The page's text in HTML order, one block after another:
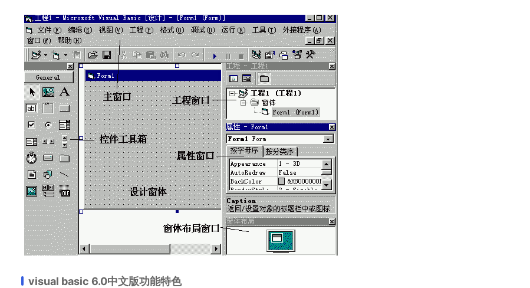
visual basic 6.0中文版功能特色